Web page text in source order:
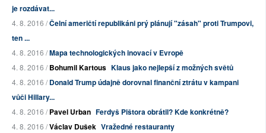
je rozdávat...
4. 8. 2016 /Čelní američtí republikáni prý plánují "zásah" proti Trumpovi,
ten ...
4. 8. 2016 /Mapa technologických inovací v Evropě
4. 8. 2016 /Bohumil Kartous Klaus jako nejlepší z možných světů
4. 8. 2016 /Donald Trump údajně dorovnal finanční ztrátu v kampani
vůči Hillary...
4. 8. 2016 /Pavel Urban Ferdyš Pištora obrátil? Kde konkrétně?
4. 8. 2016 /Václav Dušek Vražedné restauranty